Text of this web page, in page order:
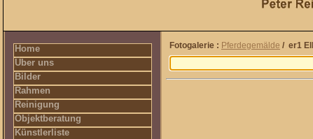
Home
Über uns
Bilder
Rahmen
Reinigung
Objektberatung
Künstlerliste
Fotogalerie : Pferdegemälde / er1